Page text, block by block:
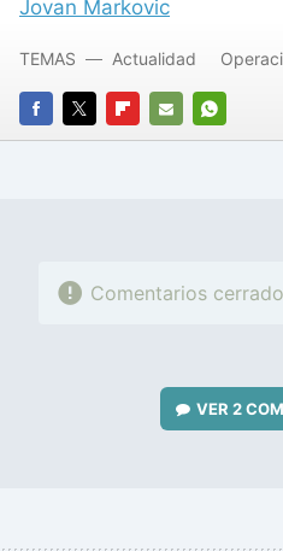
Jovan Markovic
FACEBOOK
TWITTERFLIPBOARD
E-
WHATSAPP
TEMAS Actualidad
Comentarios
VER2